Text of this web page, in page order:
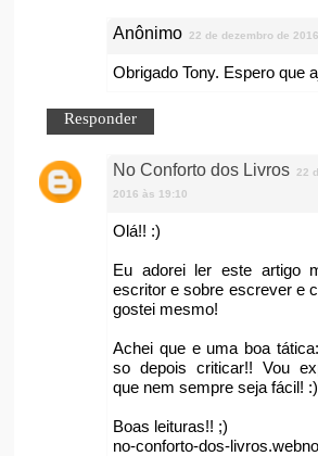
Anônimo 22 de dezembro de
Obrigado Tony. Espero que
Responder
No Conforto dos Livros
22
2016 às 19:10
Olá!! :)
Eu adorei ler este artigo
escritor e sobre escrever e
gostei mesmo!
Achei que e uma boa
so depois criticar!! Vou
que nem sempre seja fácil!
Boas leituras!! ;)
no-conforto-dos-